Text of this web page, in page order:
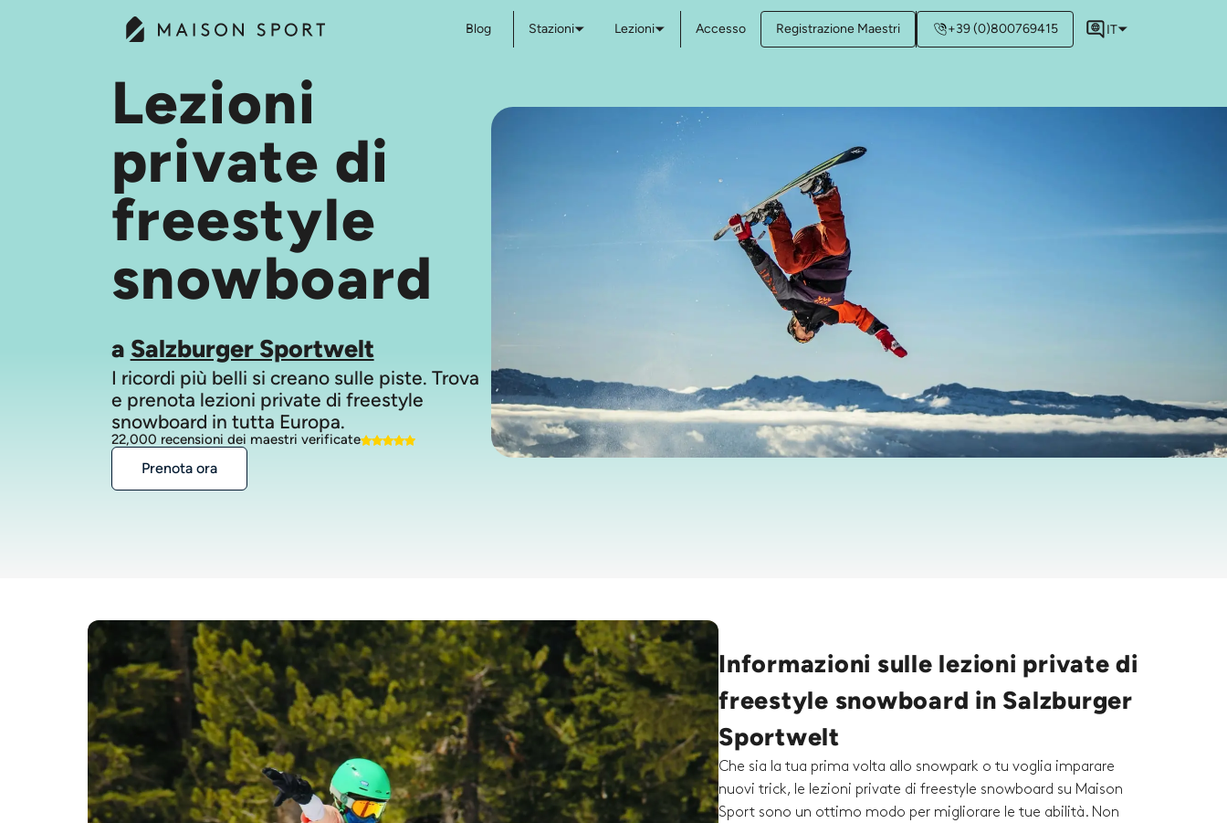
Blog Stazioni Lezioni Accesso Registrazione Maestri +39 (0)800769415 IT
Lezioni
private di
freestyle
snowboard
a Salzburger Sportwelt
I ricordi più belli si creano sulle piste. Trova
e prenota lezioni private di freestyle
snowboard in tutta Europa.
22,000 recensioni dei maestri verificate
Prenota ora
Informazioni sulle lezioni private di
freestyle snowboard in Salzburger
Sportwelt
Che sia la tua prima volta allo snowpark o tu voglia imparare
nuovi trick, le lezioni private di freestyle snowboard su Maison
Sport sono un ottimo modo per migliorare le tue abilità. Non